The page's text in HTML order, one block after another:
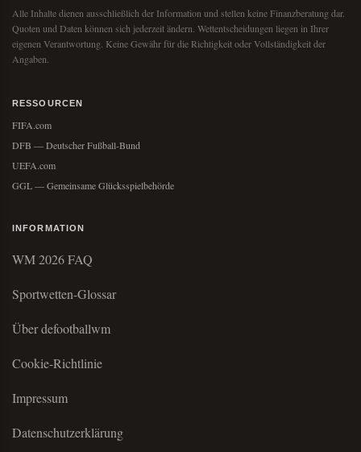
Alle Inhalte dienen ausschließlich der Information und stellen keine Finanzberatung dar.
Quoten und Daten können sich jederzeit ändern. Wettentscheidungen liegen in Ihrer
eigenen Verantwortung. Keine Gewähr für die Richtigkeit oder Vollständigkeit der
Angaben.
RESSOURCEN
FIFA.com
DFB — Deutscher Fußball-Bund
UEFA.com
GGL — Gemeinsame Glücksspielbehörde
INFORMATION
WM 2026 FAQ
Sportwetten-Glossar
Über defootballwm
Cookie-Richtlinie
Impressum
Datenschutzerklärung